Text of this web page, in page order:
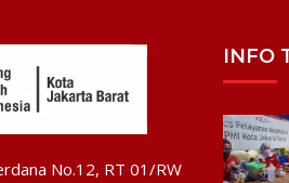
No.12, RT 01/RW
INFO